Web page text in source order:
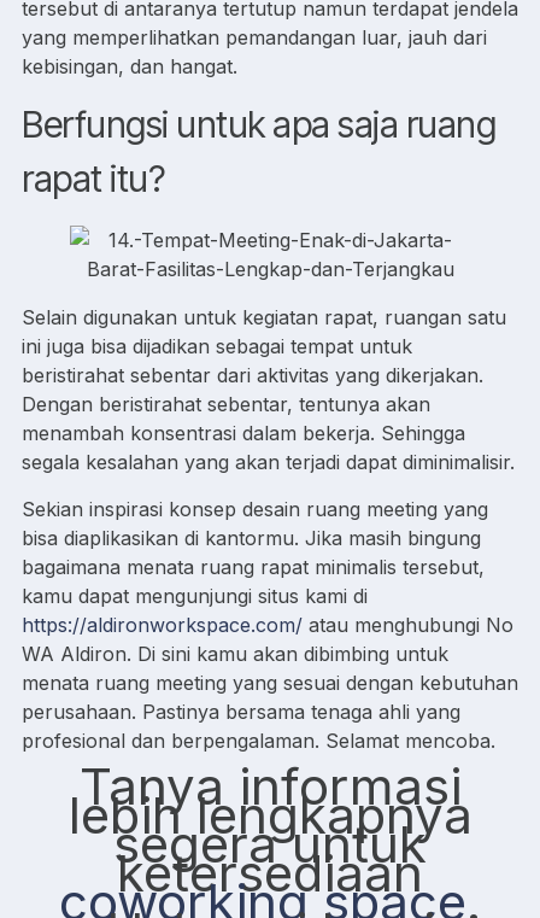
tersebut di antaranya tertutup namun terdapat jendela
yang memperlihatkan pemandangan luar, jauh dari
kebisingan, dan hangat.
Berfungsi untuk apa saja ruang
rapat itu?
Selain digunakan untuk kegiatan rapat, ruangan satu
ini juga bisa dijadikan sebagai tempat untuk
beristirahat sebentar dari aktivitas yang dikerjakan.
Dengan beristirahat sebentar, tentunya akan
menambah konsentrasi dalam bekerja. Sehingga
segala kesalahan yang akan terjadi dapat diminimalisir.
Sekian inspirasi konsep desain ruang meeting yang
bisa diaplikasikan di kantormu. Jika masih bingung
bagaimana menata ruang rapat minimalis tersebut,
kamu dapat mengunjungi situs kami di
https://aldironworkspace.com/ atau menghubungi No
WA Aldiron. Di sini kamu akan dibimbing untuk
menata ruang meeting yang sesuai dengan kebutuhan
perusahaan. Pastinya bersama tenaga ahli yang
profesional dan berpengalaman. Selamat mencoba.
Tanya informasi
lebih lengkapnya
segera untuk
ketersediaan
coworking space.